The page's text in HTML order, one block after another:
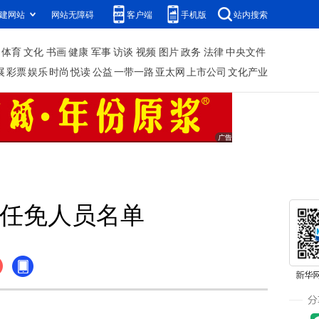
网站 网站无障碍 客户端 手机版 站内搜索
体育文化 书画健康 军事访谈 视频 图片政务 法律中央文件
彩票娱乐时尚 悦读公益一带一路 亚太网上市公司 文化产业
免人员名单